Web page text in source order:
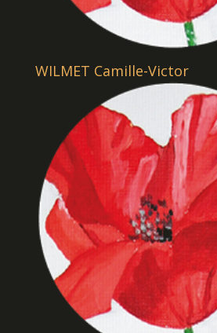
WILMET Camille-Victor